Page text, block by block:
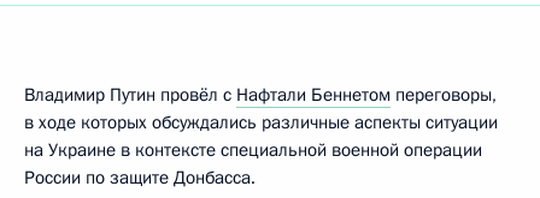
Владимир Путин провёл с Нафтали Беннетом переговоры,
в ходе которых обсуждались различные аспекты ситуации
на Украине в контексте специальной военной операции
России по защите Донбасса.